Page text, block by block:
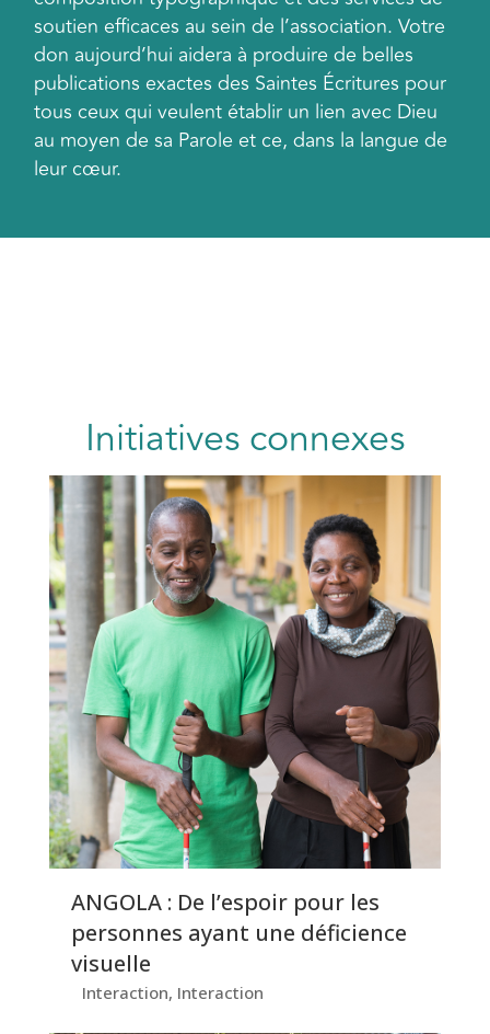
soutien efficaces au sein de l’association. Votre
don aujourd’hui aidera à produire de belles
publications exactes des Saintes Écritures pour
tous ceux qui veulent établir un lien avec Dieu
au moyen de sa Parole et ce, dans la langue de
leur cœur.
Initiatives connexes
ANGOLA : De l’espoir pour les
personnes ayant une déficience
visuelle
Interaction, Interaction